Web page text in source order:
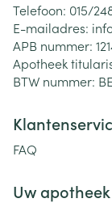
Telefoon: 015/
E-mailadres:
APB nummer:
Apotheek
BTW nummer:
FAQ
Uw apotheek